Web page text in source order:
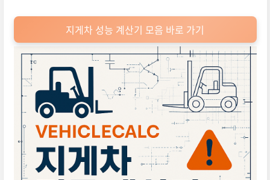
지게차 성능 계산기 모음 바로 가기